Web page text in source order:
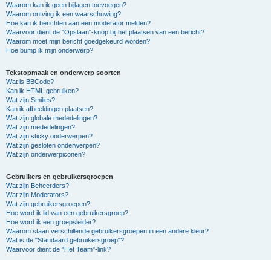
Waarom kan ik geen bijlagen toevoegen?
Waarom ontving ik een waarschuwing?
Hoe kan ik berichten aan een moderator melden?
Waarvoor dient de "Opslaan"-knop bij het plaatsen van een bericht?
Waarom moet mijn bericht goedgekeurd worden?
Hoe bump ik mijn onderwerp?
Tekstopmaak en onderwerp soorten
Wat is BBCode?
Kan ik HTML gebruiken?
Wat zijn Smilies?
Kan ik afbeeldingen plaatsen?
Wat zijn globale mededelingen?
Wat zijn mededelingen?
Wat zijn sticky onderwerpen?
Wat zijn gesloten onderwerpen?
Wat zijn onderwerpiconen?
Gebruikers en gebruikersgroepen
Wat zijn Beheerders?
Wat zijn Moderators?
Wat zijn gebruikersgroepen?
Hoe word ik lid van een gebruikersgroep?
Hoe word ik een groepsleider?
Waarom staan verschillende gebruikersgroepen in een andere kleur?
Wat is de "Standaard gebruikersgroep"?
Waarvoor dient de "Het Team"-link?